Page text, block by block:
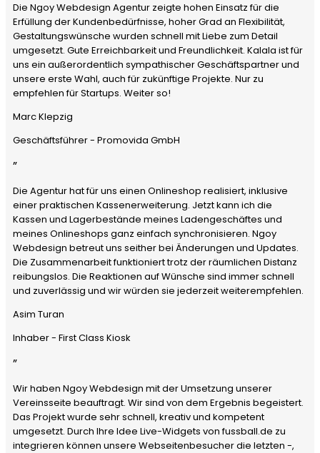
Die Ngoy Webdesign Agentur zeigte hohen Einsatz für die
Erfüllung der Kundenbedürfnisse, hoher Grad an Flexibilität,
Gestaltungswünsche wurden schnell mit Liebe zum Detail
umgesetzt. Gute Erreichbarkeit und Freundlichkeit. Kalala ist für
uns ein außerordentlich sympathischer Geschäftspartner und
unsere erste Wahl, auch für zukünftige Projekte. Nur zu
empfehlen für Startups. Weiter so!
Marc Klepzig
Geschäftsführer - Promovida GmbH
”
Die Agentur hat für uns einen Onlineshop realisiert, inklusive
einer praktischen Kassenerweiterung. Jetzt kann ich die
Kassen und Lagerbestände meines Ladengeschäftes und
meines Onlineshops ganz einfach synchronisieren. Ngoy
Webdesign betreut uns seither bei Änderungen und Updates.
Die Zusammenarbeit funktioniert trotz der räumlichen Distanz
reibungslos. Die Reaktionen auf Wünsche sind immer schnell
und zuverlässig und wir würden sie jederzeit weiterempfehlen.
Asim Turan
Inhaber - First Class Kiosk
”
Wir haben Ngoy Webdesign mit der Umsetzung unserer
Vereinsseite beauftragt. Wir sind von dem Ergebnis begeistert.
Das Projekt wurde sehr schnell, kreativ und kompetent
umgesetzt. Durch Ihre Idee Live-Widgets von fussball.de zu
integrieren können unsere Webseitenbesucher die letzten -,